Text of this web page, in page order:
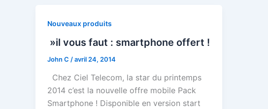
Nouveaux produits
»il vous faut : smartphone offert !
John C /avril 24, 2014
Chez Ciel Telecom, la star du printemps
2014 c’est la nouvelle offre mobile Pack
Smartphone ! Disponible en version start